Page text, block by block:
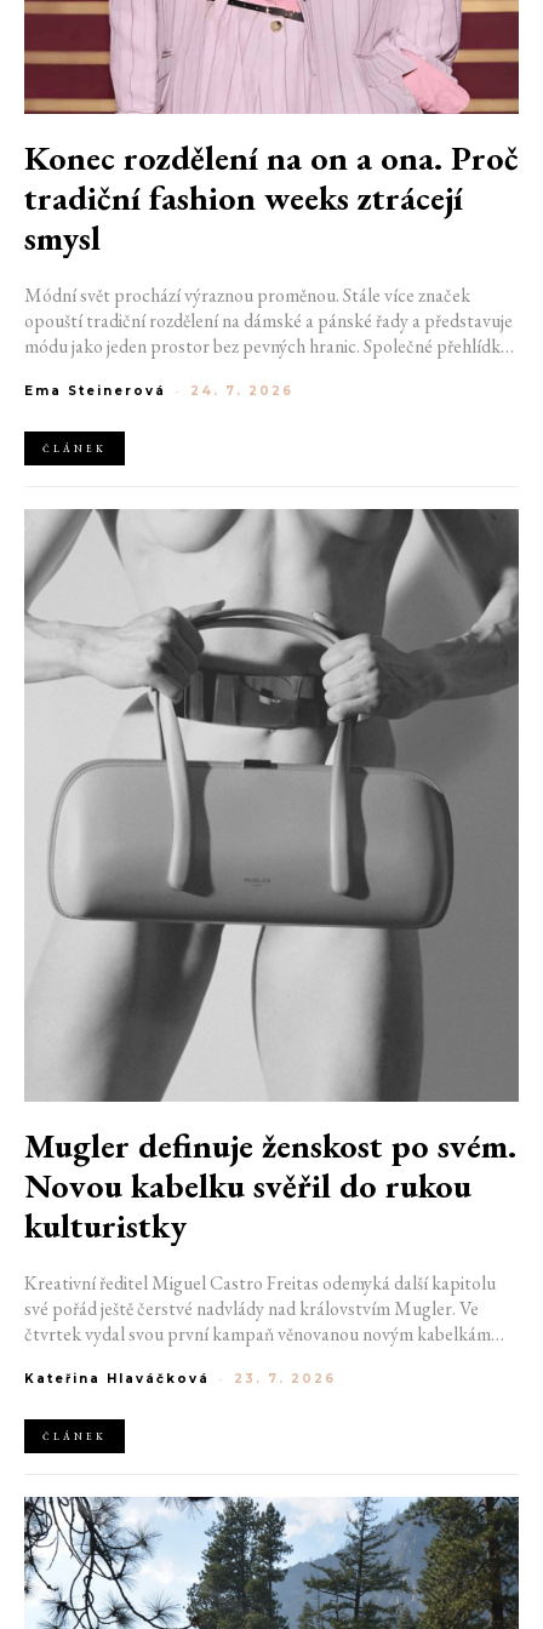
Konec rozdělení na on a ona. Proč
tradiční fashion weeks ztrácejí
smysl
Módní svět prochází výraznou proměnou. Stále více značek
opouští tradiční rozdělení na dámské a pánské řady a představuje
módu jako jeden prostor bez pevných hranic. Společné přehlídky,
klasické týdny módy mohou brzy vypadat úplně jinak.
Ema Steinerová - 24. 7. 2026
ČLÁNEK
Mugler definuje ženskost po svém.
Novou kabelku svěřil do rukou
kulturistky
Kreativní ředitel Miguel Castro Freitas odemyká další kapitolu
své pořád ještě čerstvé nadvlády nad královstvím Mugler. Ve
čtvrtek vydal svou první kampaň věnovanou novým kabelkám
do módního domu dorazil. Umně mísí výrazy minulosti a dávných
Kateřina Hlaváčková - 23. 7. 2026
ČLÁNEK